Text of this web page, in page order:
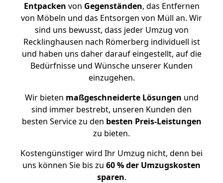
Entpacken von Gegenständen, das Entfernen
von Möbeln und das Entsorgen von Müll an. Wir
sind uns bewusst, dass jeder Umzug von
Recklinghausen nach Römerberg individuell ist
und haben uns daher darauf eingestellt, auf die
Bedürfnisse und Wünsche unserer Kunden
einzugehen.
Wir bieten maßgeschneiderte Lösungen und
sind immer bestrebt, unseren Kunden den
besten Service zu den besten Preis-Leistungen
zu bieten.
Kostengünstiger wird Ihr Umzug nicht, denn bei
uns können Sie bis zu 60 % der Umzugskosten
sparen.